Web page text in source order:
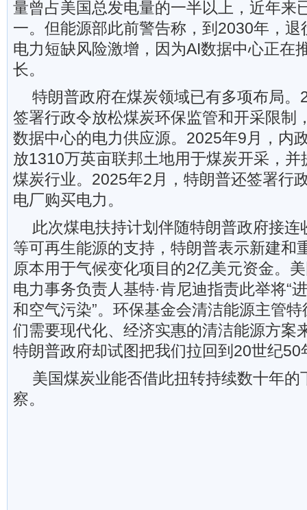
量曾占美国总发电量的一半以上，近年来
一。但能源部此前警告称，到2030年，
电力短缺风险激增，因为AI数据中心正在
长。
特朗普政府在煤炭领域已有多项布局。
签署行政令放松煤炭环保监管和开采限制
数据中心的电力供应源。2025年9月，内
放1310万英亩联邦土地用于煤炭开采，
煤炭行业。2025年2月，特朗普还签署行
电厂购买电力。
此次煤电扶持计划伴随特朗普政府接
等可再生能源的支持，特朗普表示新建和
原本用于气候变化项目的2亿美元资金。
电力事务负责人基特·肯尼迪指责此举将“
和空气污染”。环保基金会清洁能源主管特
们需要现代化、经济实惠的清洁能源方案
特朗普政府却试图把我们拉回到20世纪50
美国煤炭业能否借此扭转持续数十年的
察。